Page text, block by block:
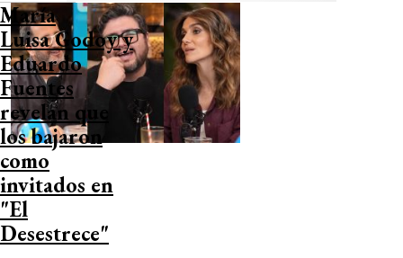
María
Luisa Godoy y
Eduardo
Fuentes
revelan que
los bajaron
como
invitados en
"El
Desestrece"